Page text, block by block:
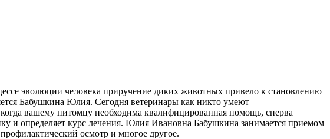
эволюции человека приручение диких животных привело к становлению
Бабушкина Юлия. Сегодня ветеринары как никто умеют
вашему питомцу необходима квалифицированная помощь, сперва
и определяет курс лечения. Юлия Ивановна Бабушкина занимается приемом
осмотр и многое другое.